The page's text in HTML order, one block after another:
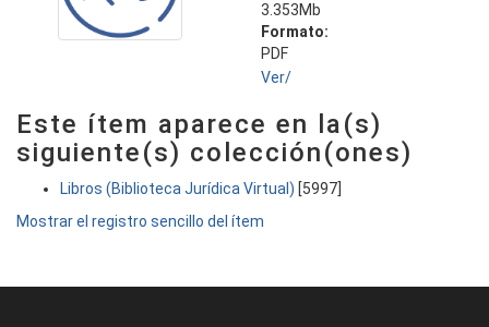
3.353Mb
Formato:
PDF
Ver/
Este ítem aparece en la(s)
siguiente(s) colección(ones)
Libros (Biblioteca Jurídica Virtual) [5997]
Mostrar el registro sencillo del ítem